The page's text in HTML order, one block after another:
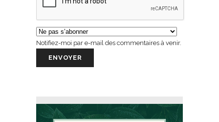
Notifiez-moi par e-mail des commentaires à venir.